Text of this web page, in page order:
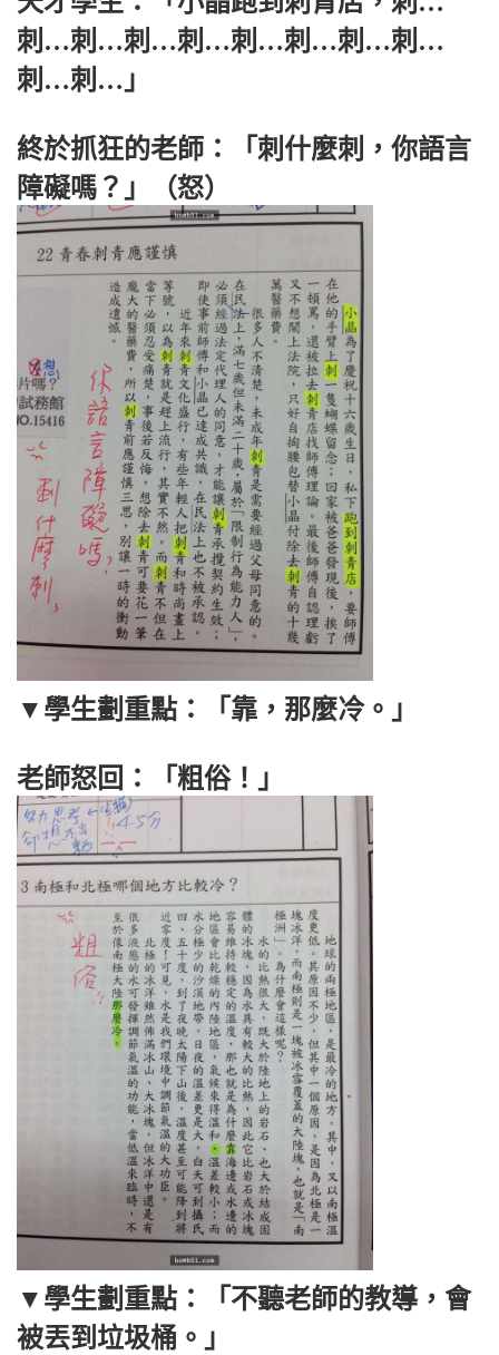
刺…刺…刺…刺…刺…刺…刺…刺…
刺…刺…」
終於抓狂的老師：「刺什麼刺，你語言
障礙嗎？」（怒）
▼學生劃重點：「靠，那麼冷。」
老師怒回：「粗俗！」
▼學生劃重點：「不聽老師的教導，會
被丟到垃圾桶。」